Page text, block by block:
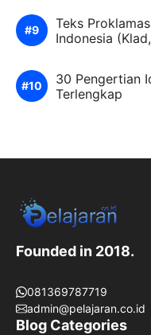
Teks
Indonesia
30 Pengertian
Terlengkap
Founded in 2018.
081369787719
admin@pelajaran.co.id
Blog Categories